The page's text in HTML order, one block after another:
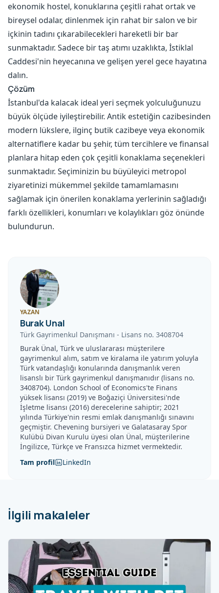
ekonomik hostel, konuklarına çeşitli rahat ortak ve
bireysel odalar, dinlenmek için rahat bir salon ve bir
içkinin tadını çıkarabilecekleri hareketli bir bar
sunmaktadır. Sadece bir taş atımı uzaklıkta, İstiklal
Caddesi'nin heyecanına ve gelişen yerel gece hayatına
dalın.
Çözüm
İstanbul'da kalacak ideal yeri seçmek yolculuğunuzu
büyük ölçüde iyileştirebilir. Antik estetiğin cazibesinden
modern lükslere, ilginç butik cazibeye veya ekonomik
alternatiflere kadar bu şehir, tüm tercihlere ve finansal
planlara hitap eden çok çeşitli konaklama seçenekleri
sunmaktadır. Seçiminizin bu büyüleyici metropol
ziyaretinizi mükemmel şekilde tamamlamasını
sağlamak için önerilen konaklama yerlerinin sağladığı
farklı özellikleri, konumları ve kolaylıkları göz önünde
bulundurun.
YAZAN
Burak Unal
Türk Gayrimenkul Danışmanı - Lisans no. 3408704
Burak Ünal, Türk ve uluslararası müşterilere
gayrimenkul alım, satım ve kiralama ile yatırım yoluyla
Türk vatandaşlığı konularında danışmanlık veren
lisanslı bir Türk gayrimenkul danışmanıdır (lisans no.
3408704). London School of Economics'te Finans
yüksek lisansı (2019) ve Boğaziçi Üniversitesi'nde
İşletme lisansı (2016) derecelerine sahiptir; 2021
yılında Türkiye'nin resmi emlak danışmanlığı sınavını
geçmiştir. Chevening bursiyeri ve Galatasaray Spor
Kulübü Divan Kurulu üyesi olan Ünal, müşterilerine
İngilizce, Türkçe ve Fransızca hizmet vermektedir.
Tam profil
LinkedIn
İlgili makaleler